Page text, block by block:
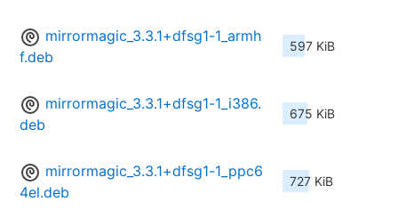
mirrormagic_3.3.1+dfsg1-1_armh
f.deb
597 KiB
mirrormagic_3.3.1+dfsg1-1_i386.
deb
675 KiB
mirrormagic_3.3.1+dfsg1-1_ppc6
4el.deb
727 KiB